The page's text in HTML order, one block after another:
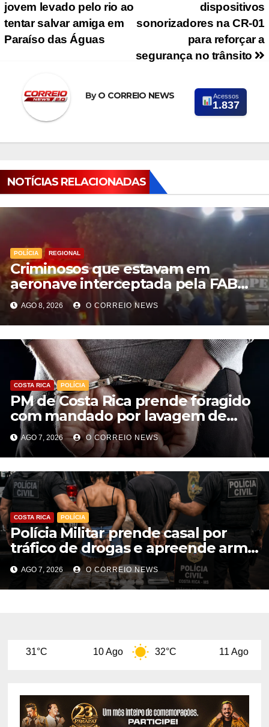
dispositivos
sonorizadores na CR-01
para reforçar a
segurança no trânsito
jovem levado pelo rio ao
tentar salvar amiga em
Paraíso das Águas
ByO CORREIO NEWS Acessos
1.837
NOTÍCIAS RELACIONADAS
POLÍCIA REGIONAL
Criminosos que estavam em
aeronave interceptada pela FAB
em MS morrem durante confronto
com o Bope
AGO 8, 2026 O CORREIO NEWS
COSTA RICA POLÍCIA
PM de Costa Rica prende foragido
com mandado por lavagem de
dinheiro e estelionato
AGO 7, 2026 O CORREIO NEWS
COSTA RICA POLÍCIA
Polícia Militar prende casal por
tráfico de drogas e apreende arma
de fogo em Costa Rica
AGO 7, 2026 O CORREIO NEWS
10 Ago 32°C 11 Ago 29°C